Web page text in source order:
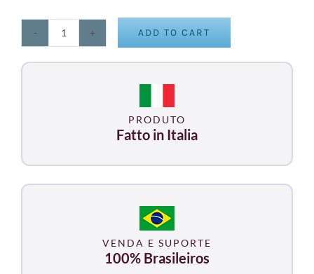
KINEO
ADD TO CART
PRODUTO
Fatto in Italia
VENDA E SUPORTE
100% Brasileiros